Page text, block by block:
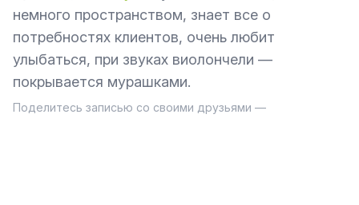
немного пространством, знает все о
потребностях клиентов, очень любит
улыбаться, при звуках виолончели —
покрывается мурашками.
Поделитесь записью со своими друзьями —